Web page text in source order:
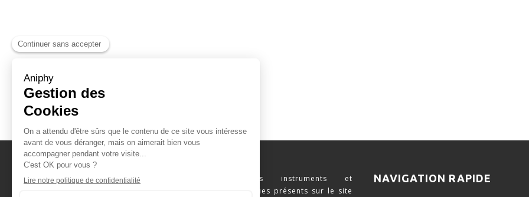
Naviguez parmi les instruments et
consommables scientifiques présents sur le site
NAVIGATION RAPIDE